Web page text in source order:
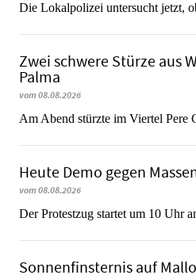
Die Lokalpolizei untersucht jetzt,
Zwei schwere Stürze aus
Palma
vom 08.08.2026
Am Abend stürzte im Viertel Pere
Heute Demo gegen
vom 08.08.2026
Der Protestzug startet um 10 Uhr
Sonnenfinsternis auf